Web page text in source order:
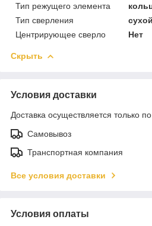
Тип режущего элемента
Тип сверления
сухой
Центрирующее сверло
Нет
Скрыть
Условия доставки
Доставка осуществляется только
Самовывоз
Транспортная компания
Все условия доставки
Условия оплаты